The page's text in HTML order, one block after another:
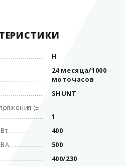
Н
24 месяца/1000
моточасов
SHUNT
(±
1
400
500
400/230